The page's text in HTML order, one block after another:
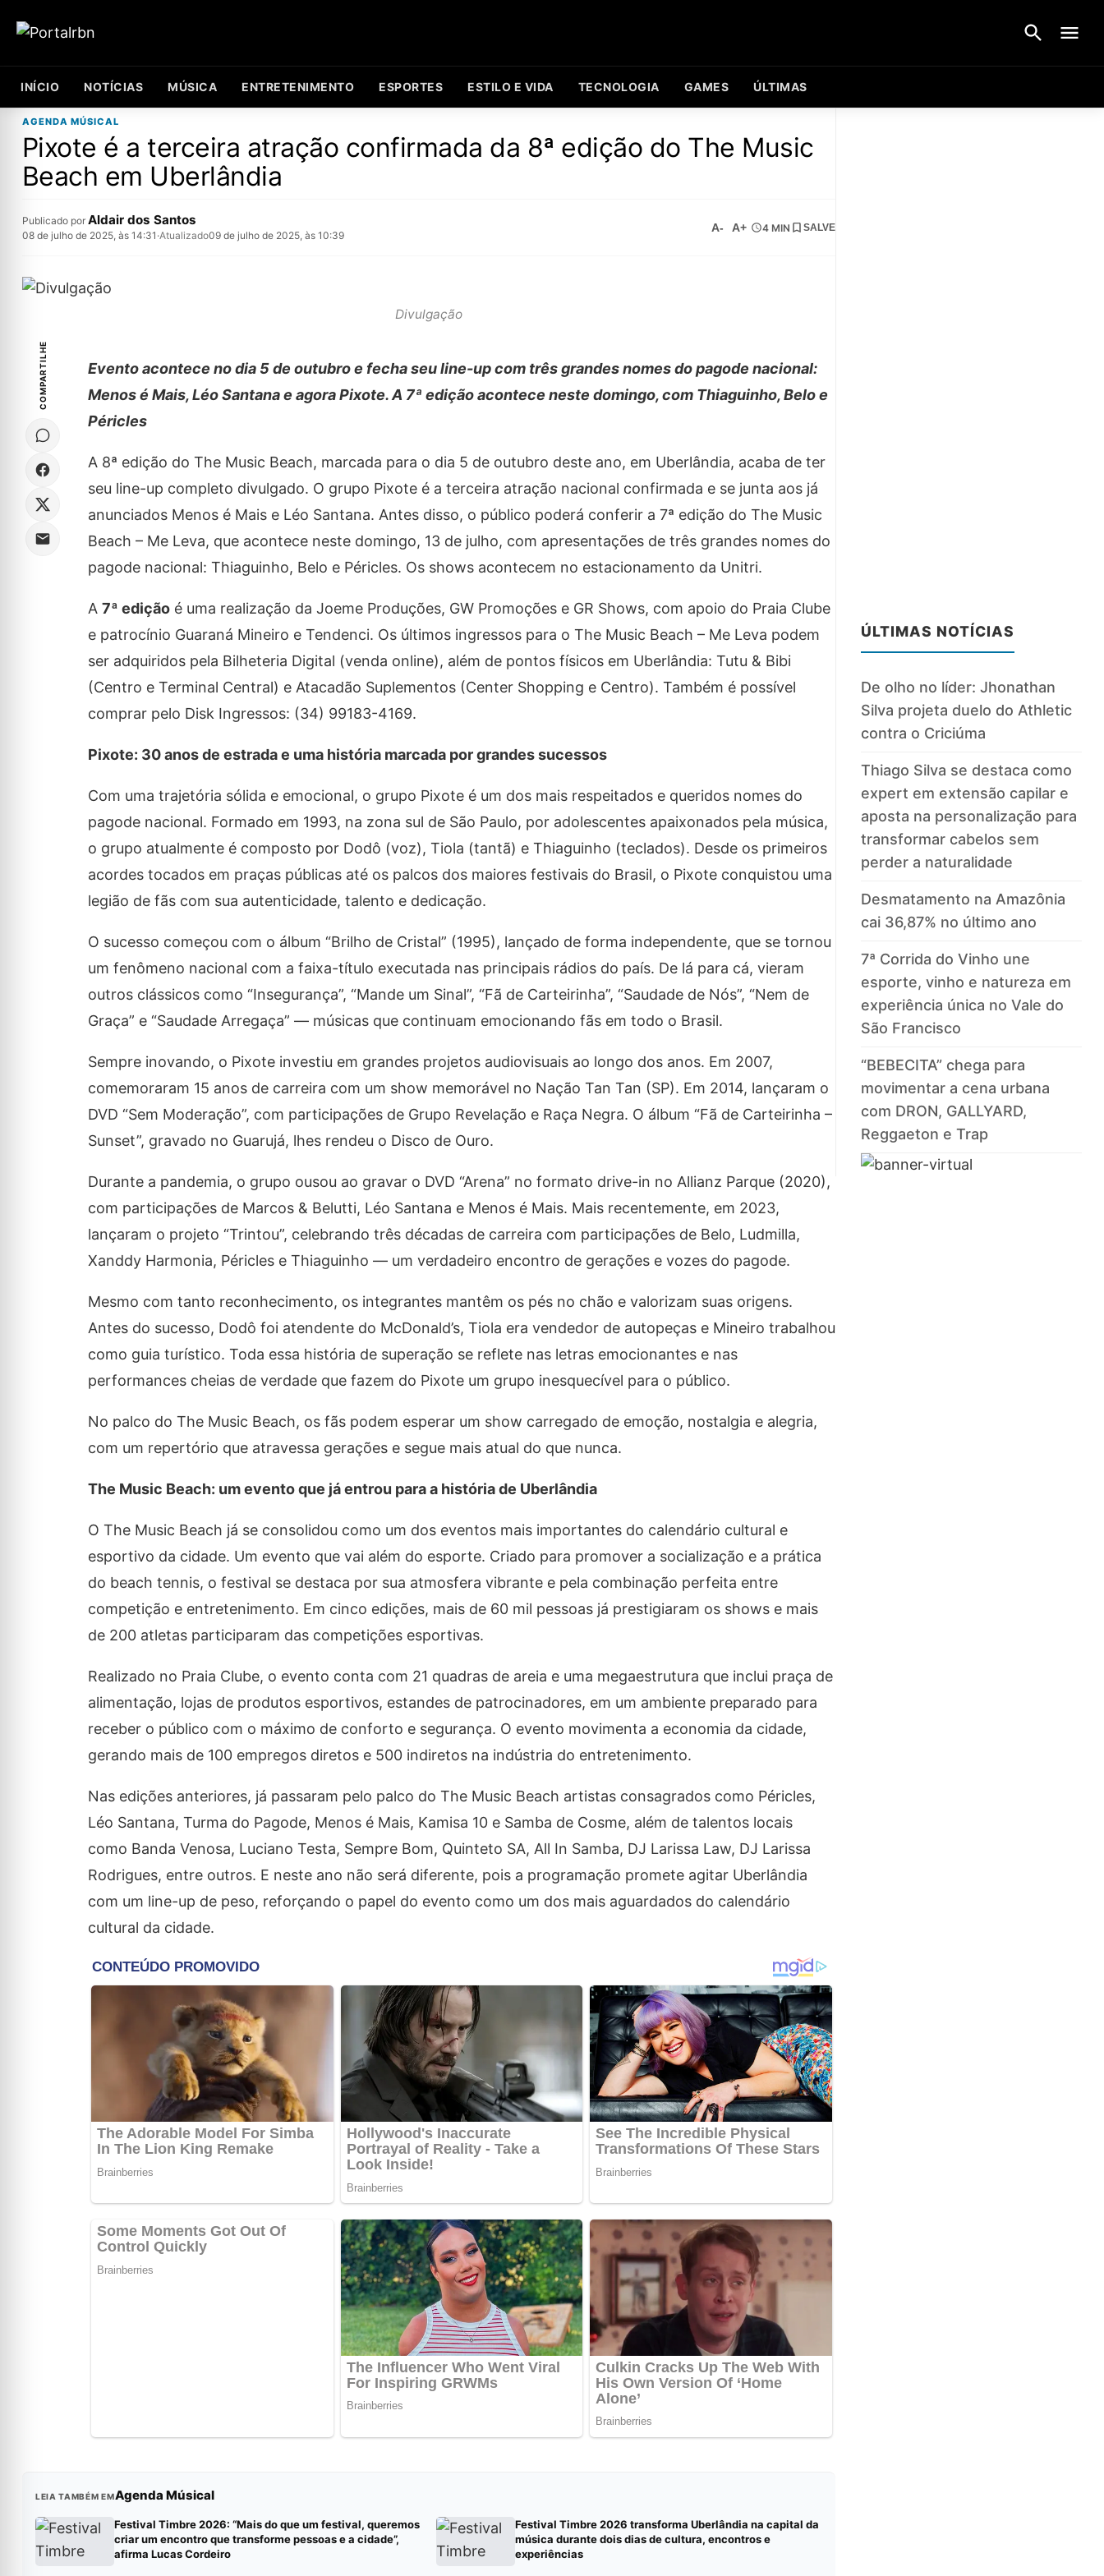
INÍCIO NOTÍCIAS MÚSICA ENTRETENIMENTO ESPORTES ESTILO E VIDA TECNOLOGIA GAMES ÚLTIMAS
AGENDA MÚSICAL
Pixote é a terceira atração confirmada da 8ª edição do The Music
Beach em Uberlândia
Publicado por Aldair dos Santos
08 de julho de 2025, às 14:31 ·Atualizado09 de julho de 2025, às 10:39
A- A+ 4 MIN SALVE
Divulgação
COMPARTILHE
Evento acontece no dia 5 de outubro e fecha seu line-up com três grandes nomes do pagode nacional:
Menos é Mais, Léo Santana e agora Pixote. A 7ª edição acontece neste domingo, com Thiaguinho, Belo e
Péricles
A 8ª edição do The Music Beach, marcada para o dia 5 de outubro deste ano, em Uberlândia, acaba de ter
seu line-up completo divulgado. O grupo Pixote é a terceira atração nacional confirmada e se junta aos já
anunciados Menos é Mais e Léo Santana. Antes disso, o público poderá conferir a 7ª edição do The Music
Beach – Me Leva, que acontece neste domingo, 13 de julho, com apresentações de três grandes nomes do
pagode nacional: Thiaguinho, Belo e Péricles. Os shows acontecem no estacionamento da Unitri.
A 7ª ediçãoé uma realização da Joeme Produções, GW Promoções e GR Shows, com apoio do Praia Clube
e patrocínio Guaraná Mineiro e Tendenci. Os últimos ingressos para o The Music Beach – Me Leva podem
ser adquiridos pela Bilheteria Digital (venda online), além de pontos físicos em Uberlândia: Tutu & Bibi
(Centro e Terminal Central) e Atacadão Suplementos (Center Shopping e Centro). Também é possível
comprar pelo Disk Ingressos: (34) 99183-4169.
Pixote: 30 anos de estrada e uma história marcada por grandes sucessos
Com uma trajetória sólida e emocional, o grupo Pixote é um dos mais respeitados e queridos nomes do
pagode nacional. Formado em 1993, na zona sul de São Paulo, por adolescentes apaixonados pela música,
o grupo atualmente é composto por Dodô (voz), Tiola (tantã) e Thiaguinho (teclados). Desde os primeiros
acordes tocados em praças públicas até os palcos dos maiores festivais do Brasil, o Pixote conquistou uma
legião de fãs com sua autenticidade, talento e dedicação.
O sucesso começou com o álbum “Brilho de Cristal” (1995), lançado de forma independente, que se tornou
um fenômeno nacional com a faixa-título executada nas principais rádios do país. De lá para cá, vieram
outros clássicos como “Insegurança”, “Mande um Sinal”, “Fã de Carteirinha”, “Saudade de Nós”, “Nem de
Graça” e “Saudade Arregaça” — músicas que continuam emocionando fãs em todo o Brasil.
Sempre inovando, o Pixote investiu em grandes projetos audiovisuais ao longo dos anos. Em 2007,
comemoraram 15 anos de carreira com um show memorável no Nação Tan Tan (SP). Em 2014, lançaram o
DVD “Sem Moderação”, com participações de Grupo Revelação e Raça Negra. O álbum “Fã de Carteirinha –
Sunset”, gravado no Guarujá, lhes rendeu o Disco de Ouro.
Durante a pandemia, o grupo ousou ao gravar o DVD “Arena” no formato drive-in no Allianz Parque (2020),
com participações de Marcos & Belutti, Léo Santana e Menos é Mais. Mais recentemente, em 2023,
lançaram o projeto “Trintou”, celebrando três décadas de carreira com participações de Belo, Ludmilla,
Xanddy Harmonia, Péricles e Thiaguinho — um verdadeiro encontro de gerações e vozes do pagode.
Mesmo com tanto reconhecimento, os integrantes mantêm os pés no chão e valorizam suas origens.
Antes do sucesso, Dodô foi atendente do McDonald’s, Tiola era vendedor de autopeças e Mineiro trabalhou
como guia turístico. Toda essa história de superação se reflete nas letras emocionantes e nas
performances cheias de verdade que fazem do Pixote um grupo inesquecível para o público.
No palco do The Music Beach, os fãs podem esperar um show carregado de emoção, nostalgia e alegria,
com um repertório que atravessa gerações e segue mais atual do que nunca.
The Music Beach: um evento que já entrou para a história de Uberlândia
O The Music Beach já se consolidou como um dos eventos mais importantes do calendário cultural e
esportivo da cidade. Um evento que vai além do esporte. Criado para promover a socialização e a prática
do beach tennis, o festival se destaca por sua atmosfera vibrante e pela combinação perfeita entre
competição e entretenimento. Em cinco edições, mais de 60 mil pessoas já prestigiaram os shows e mais
de 200 atletas participaram das competições esportivas.
Realizado no Praia Clube, o evento conta com 21 quadras de areia e uma megaestrutura que inclui praça de
alimentação, lojas de produtos esportivos, estandes de patrocinadores, em um ambiente preparado para
receber o público com o máximo de conforto e segurança. O evento movimenta a economia da cidade,
gerando mais de 100 empregos diretos e 500 indiretos na indústria do entretenimento.
Nas edições anteriores, já passaram pelo palco do The Music Beach artistas consagrados como Péricles,
Léo Santana, Turma do Pagode, Menos é Mais, Kamisa 10 e Samba de Cosme, além de talentos locais
como Banda Venosa, Luciano Testa, Sempre Bom, Quinteto SA, All In Samba, DJ Larissa Law, DJ Larissa
Rodrigues, entre outros. E neste ano não será diferente, pois a programação promete agitar Uberlândia
com um line-up de peso, reforçando o papel do evento como um dos mais aguardados do calendário
cultural da cidade.
LEIA TAMBÉM EMAgenda Músical
Festival Timbre 2026: “Mais do que um festival, queremos
criar um encontro que transforme pessoas e a cidade”,
afirma Lucas Cordeiro
Festival Timbre 2026 transforma Uberlândia na capital da
música durante dois dias de cultura, encontros e
experiências
ÚLTIMAS NOTÍCIAS
De olho no líder: Jhonathan
Silva projeta duelo do Athletic
contra o Criciúma
Thiago Silva se destaca como
expert em extensão capilar e
aposta na personalização para
transformar cabelos sem
perder a naturalidade
Desmatamento na Amazônia
cai 36,87% no último ano
7ª Corrida do Vinho une
esporte, vinho e natureza em
experiência única no Vale do
São Francisco
“BEBECITA” chega para
movimentar a cena urbana
com DRON, GALLYARD,
Reggaeton e Trap